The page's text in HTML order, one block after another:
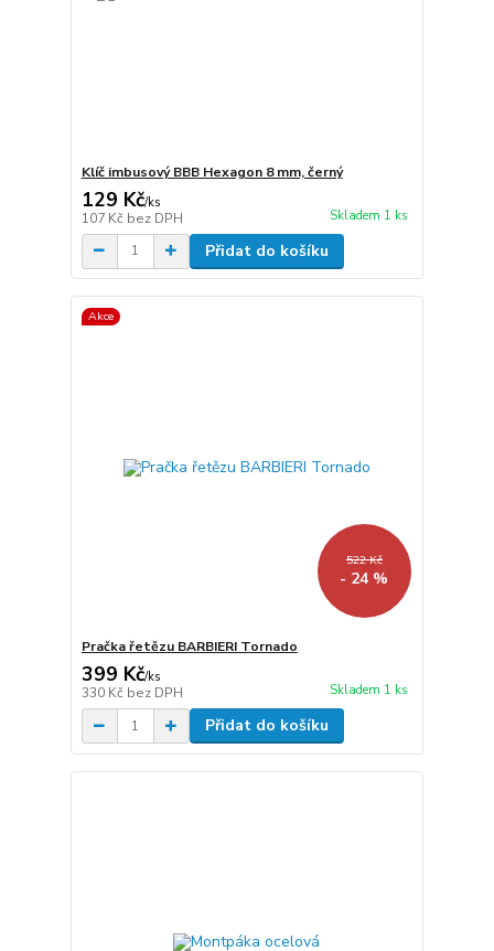
Klíč imbusový BBB Hexagon 8 mm, černý
129 Kč/ks
107 Kč bez DPH Skladem 1 ks
Přidat do košíku
Akce
522 Kč
- 24 %
Pračka řetězu BARBIERI Tornado
399 Kč/ks
330 Kč bez DPH Skladem 1 ks
Přidat do košíku